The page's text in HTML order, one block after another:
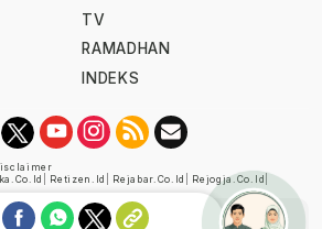
TV
RAMADHAN
INDEKS
Retizen.id Rejabar.co.id Rejogja.co.id
oleh Dewan Pers